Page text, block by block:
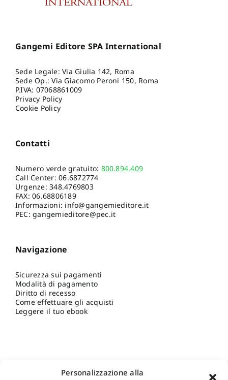
Personalizzazione alla
Gangemi Editore SPA International
Sede Legale: Via Giulia 142, Roma
Sede Op.: Via Giacomo Peroni 150, Roma
P.IVA: 07068861009
Privacy Policy
Cookie Policy
Contatti
Numero verde gratuito: 800.894.409
Call Center:06.6872774
Urgenze:348.4769803
FAX: 06.68806189
Informazioni: info@gangemieditore.it
PEC: gangemieditore@pec.it
Navigazione
Sicurezza sui pagamenti
Modalità di pagamento
Diritto di recesso
Come effettuare gli acquisti
Leggere il tuo ebook